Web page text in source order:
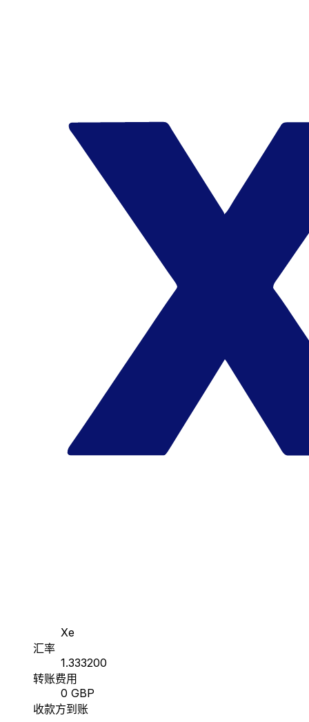
Xe
汇率
1.333200
转账费用
0 GBP
收款方到账